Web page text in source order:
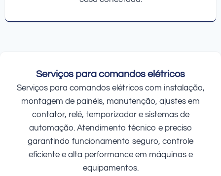
Serviços para comandos elétricos
Serviços para comandos elétricos com instalação,
montagem de painéis, manutenção, ajustes em
contator, relé, temporizador e sistemas de
automação. Atendimento técnico e preciso
garantindo funcionamento seguro, controle
eficiente e alta performance em máquinas e
equipamentos.